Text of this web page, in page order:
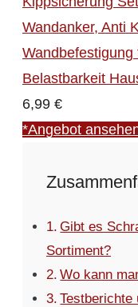
6,99 €
*Angebot
Gibt es
Sortiment?
Wo kann
Testberichte